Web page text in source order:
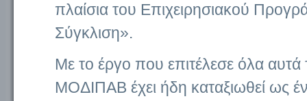
πλαίσια του Επιχειρησιακού
Σύγκλιση».
Με το έργο που επιτέλεσε όλα αυτά
ΜΟΔΙΠΑΒ έχει ήδη καταξιωθεί ως